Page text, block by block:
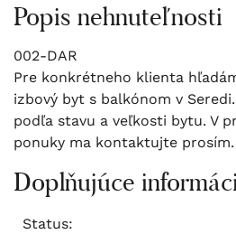
Popis nehnuteľnosti
002-DAR
Pre konkrétneho klienta
izbový byt s balkónom v
podľa stavu a veľkosti bytu. V
ponuky ma kontaktujte prosím.
Doplňujúce
Status: